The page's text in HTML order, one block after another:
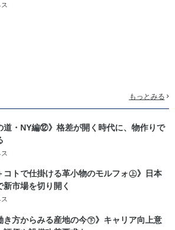
もっとみる
道・NY編⑫》格差が開く時代に、物作りで
コトで仕掛ける革小物のモルフォ㊤》日本
新市場を切り開く
き方からみる産地の今㊦》キャリア向上意